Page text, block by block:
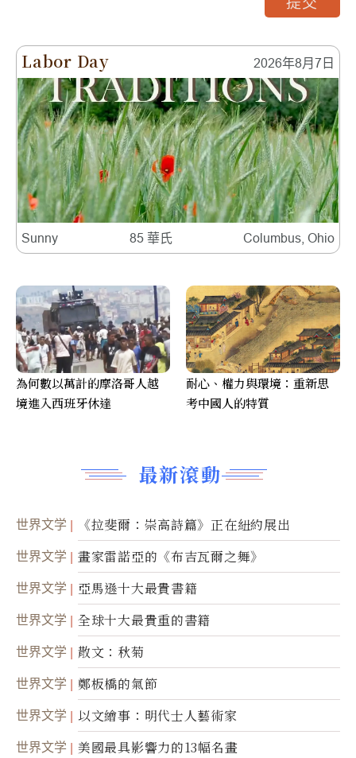
Labor Day 2026年8月7日
Sunny 85 華氏 Columbus, Ohio
最新滾動
世界文学 《拉斐爾：崇高詩篇》正在紐約展出
世界文学 畫家雷諾亞的《布吉瓦爾之舞》
世界文学 亞馬遜十大最貴書籍
世界文学 全球十大最貴重的書籍
世界文学 散文：秋菊
世界文学 鄭板橋的氣節
世界文学 以文繪事：明代士人藝術家
世界文学 美國最具影響力的13幅名畫
提交
為何數以萬計的摩洛哥人越
境進入西班牙休達
耐心、權力與環境：重新思
考中國人的特質